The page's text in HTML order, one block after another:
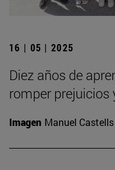
16 | 05 | 2025
Diez años de
romper prejuicios
Imagen Manuel Castells